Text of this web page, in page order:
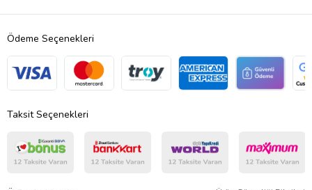
Ödeme Seçenekleri
Taksit Seçenekleri